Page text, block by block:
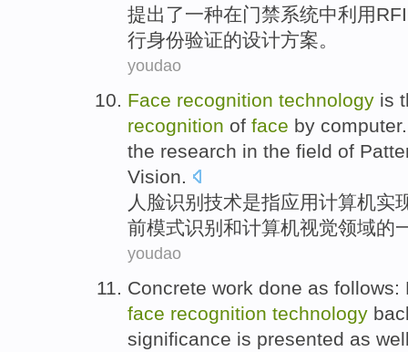
提出了一种在门禁系统中利用
行身份验证的设计方案。
youdao
Face recognition technology is
recognition of face by
the research in the field of
Vision.
人脸识别 技术是指应用计算机实
前模式识别 和计算机视觉领域的
youdao
Concrete work done as follows:
face recognition technology
significance is presented as